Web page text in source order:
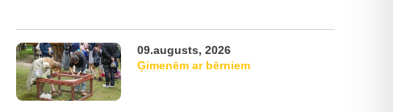
09.augusts, 2026
Ģimenēm ar bērniem